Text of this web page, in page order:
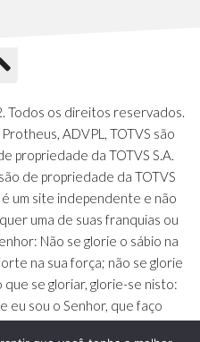
Todos os direitos reservados.
ADVPL, TOTVS são
propriedade da TOTVS S.A.
de propriedade da TOTVS
um site independente e não
uma de suas franquias ou
Não se glorie o sábio na
na sua força; não se glorie
que se gloriar, glorie-se nisto:
eu sou o Senhor, que faço